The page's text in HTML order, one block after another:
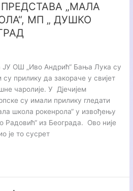
„МАЛА
МП „ ДУШКО
ЈУ ОШ „Иво Андрић“ Бања Лука су
прилику да закораче у свијет
чаролије. У Дјечијем
су имали прилику гледати
школа рокенрола“ у извођењу
Радовић“ из Београда. Ово није
је то сусрет